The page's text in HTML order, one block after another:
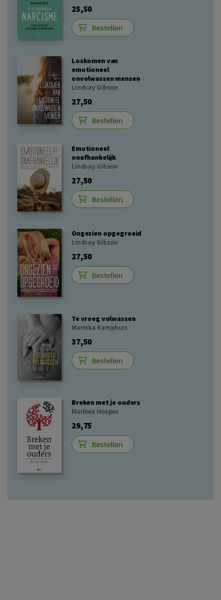
25,50
Bestellen
Loskomen van
emotioneel
onvolwassen mensen
Lindsay Gibson
27,50
Bestellen
Emotioneel
onafhankelijk
Lindsay Gibson
27,50
Bestellen
Ongezien opgegroeid
Lindsay Gibson
27,50
Bestellen
Te vroeg volwassen
Marinka Kamphuis
37,50
Bestellen
Breken met je ouders
Marloes Hospes
29,75
Bestellen